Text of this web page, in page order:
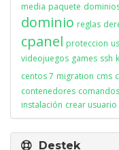
media paquete
dominio reglas
cpanel proteccion
videojuegos games ssh
centos 7 migration cms
contenedores comandos
instalación crear usuario
Destek